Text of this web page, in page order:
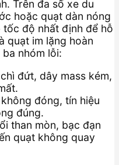
Trên đa số xe du
hoặc quạt dàn nóng
độ nhất định để hỗ
quạt im lặng hoàn
nhóm lỗi:
đứt, dây mass kém,
đóng, tín hiệu
đúng.
than mòn, bạc đạn
quạt không quay